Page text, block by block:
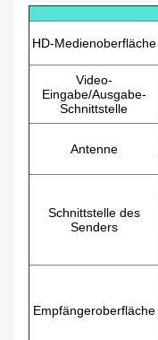
HD-Medienoberfläche
Video-
Eingabe/Ausgabe-
Schnittstelle
Antenne
Schnittstelle des
Senders
Empfängeroberfläche